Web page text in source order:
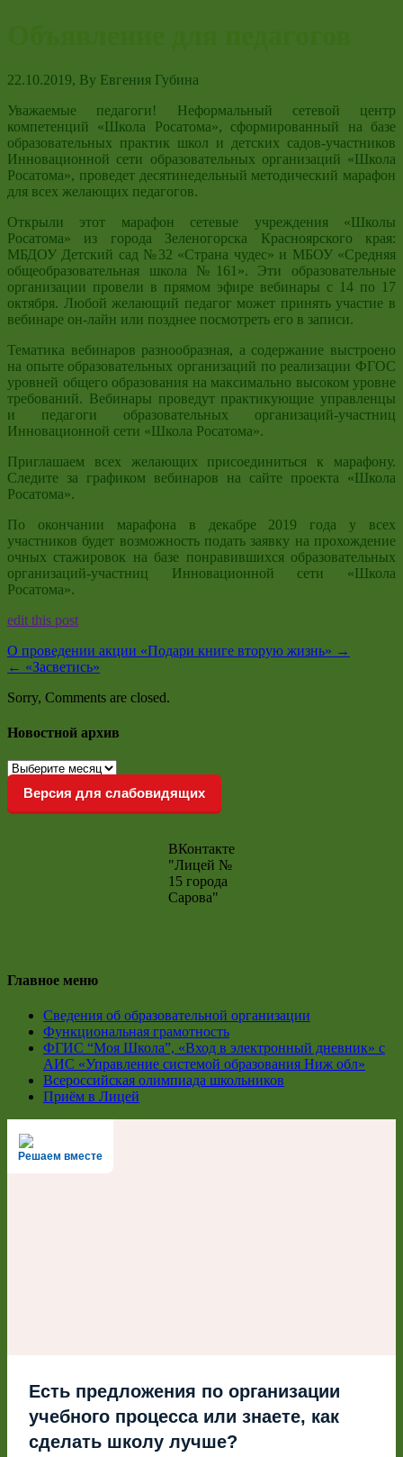
22.10.2019, By Евгения Губина
Уважаемые педагоги! Неформальный сетевой центр
компетенций «Школа Росатома», сформированный на базе
образовательных практик школ и детских садов-участников
Инновационной сети образовательных организаций «Школа
Росатома», проведет десятинедельный методический марафон
для всех желающих педагогов.
Открыли этот марафон сетевые учреждения «Школы
Росатома» из города Зеленогорска Красноярского края:
МБДОУ Детский сад №32 «Страна чудес» и МБОУ «Средняя
общеобразовательная школа №161». Эти образовательные
организации провели в прямом эфире вебинары с 14 по 17
октября. Любой желающий педагог может принять участие в
вебинаре он-лайн или позднее посмотреть его в записи.
Тематика вебинаров разнообразная, а содержание выстроено
на опыте образовательных организаций по реализации ФГОС
уровней общего образования на максимально высоком уровне
требований. Вебинары проведут практикующие управленцы
и педагоги образовательных организаций-участниц
Инновационной сети «Школа Росатома».
Приглашаем всех желающих присоединиться к марафону.
Следите за графиком вебинаров на сайте проекта «Школа
Росатома».
По окончании марафона в декабре 2019 года у всех
участников будет возможность подать заявку на прохождение
очных стажировок на базе понравившихся образовательных
организаций-участниц Инновационной сети «Школа
Росатома».
edit this post
О проведении акции «Подари книге вторую жизнь» →
← «Засветись»
Sorry, Comments are closed.
Новостной архив
Новостной
архив
Версия для слабовидящих
ВКонтакте
"Лицей №
15 города
Сарова"
Главное меню
Сведения об образовательной организации
Функциональная грамотность
ФГИС “Моя Школа”, «Вход в электронный дневник» с
АИС «Управление системой образования Ниж обл»
Всероссийская олимпиада школьников
Приём в Лицей
Решаем вместе
Есть предложения по организации
учебного процесса или знаете, как
сделать школу лучше?